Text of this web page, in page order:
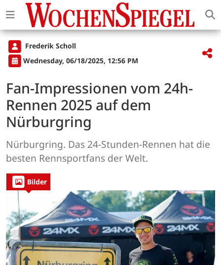
Frederik Scholl
Wednesday, 06/18/2025, 12:56 PM
Fan-Impressionen vom 24h-
Rennen 2025 auf dem
Nürburgring
Nürburgring. Das 24-Stunden-Rennen hat die
besten Rennsportfans der Welt.
Bilder